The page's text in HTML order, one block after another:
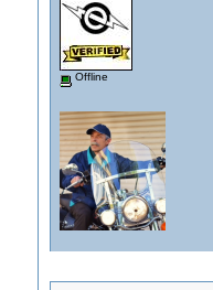
Offline